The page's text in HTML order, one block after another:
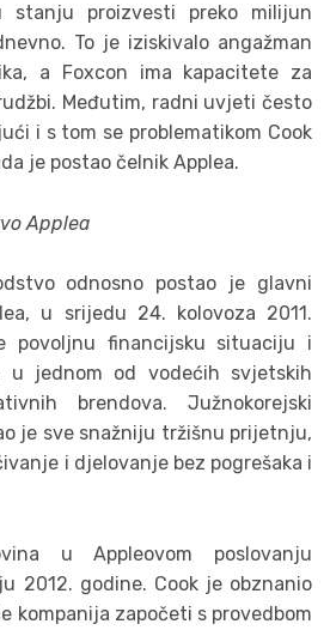
proizvesti preko milijun
To je iziskivalo angažman
a Foxcon ima kapacitete za
Međutim, radni uvjeti često
i s tom se problematikom Cook
je postao čelnik Applea.
Applea
odnosno postao je glavni
u srijedu 24. kolovoza 2011.
povoljnu financijsku situaciju i
u jednom od vodećih svjetskih
brendova. Južnokorejski
je sve snažniju tržišnu prijetnju,
i djelovanje bez pogrešaka i
u Appleovom poslovanju
2012. godine. Cook je obznanio
kompanija započeti s provedbom